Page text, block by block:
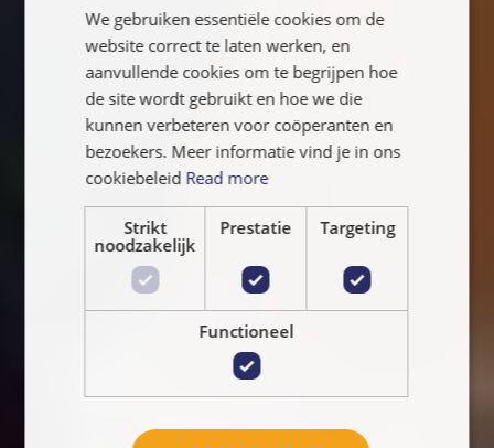
FRANÇAIS
We gebruiken essentiële cookies om de
website correct te laten werken, en
aanvullende cookies om te begrijpen hoe
de site wordt gebruikt en hoe we die
kunnen verbeteren voor coöperanten en
bezoekers. Meer informatie vind je in ons
cookiebeleid Read more
Strikt
noodzakelijk
Prestatie Targeting
Functioneel